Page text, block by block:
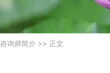
咨询师简介 >> 正文